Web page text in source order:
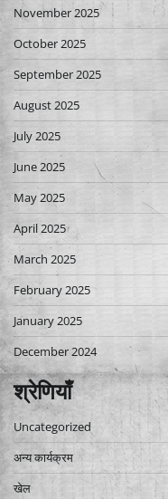
November 2025
October 2025
September 2025
August 2025
July 2025
June 2025
May 2025
April 2025
March 2025
February 2025
January 2025
December 2024
श्रेणियाँ
Uncategorized
अन्य कार्यक्रम
खेल